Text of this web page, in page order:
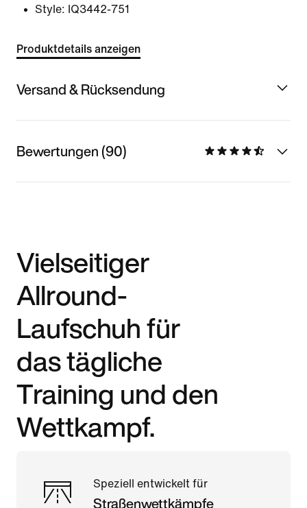
Style: IQ3442-751
Produktdetails anzeigen
Versand & Rücksendung
Bewertungen (90)
Vielseitiger
Allround-
Laufschuh für
das tägliche
Training und den
Wettkampf.
Speziell entwickelt für
Straßenwettkämpfe